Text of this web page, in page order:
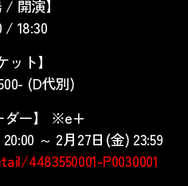
/ 開演】
/ 18:30
ット】
(D代別)
ダー】 ※e+
～ 2月27日(金) 23:59
4483550001-P0030001